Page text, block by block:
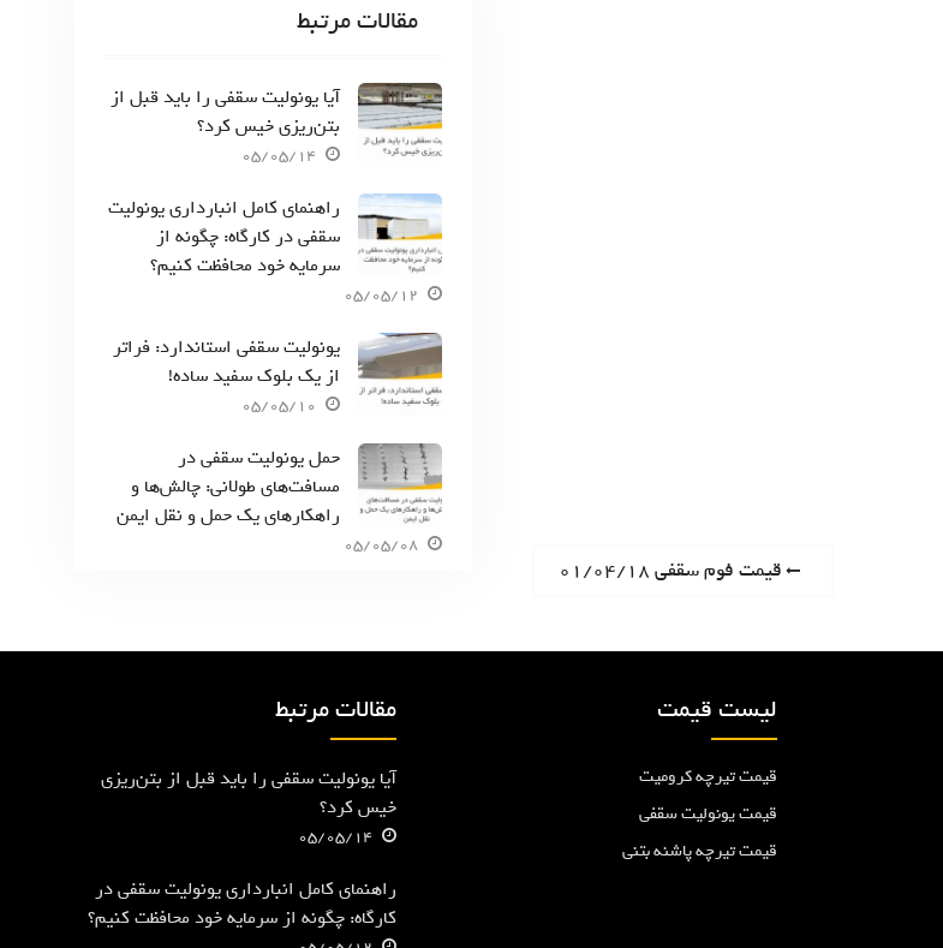
P
v
o
u
s
p
o
قیمت فوم سقفی ۰۱/۰۴/۱۸
مقالات مرتبط
آیا یونولیت سقفی را باید قبل از
بتن‌ریزی خیس کرد؟
05/05/14
راهنمای کامل انبارداری یونولیت
سقفی در کارگاه: چگونه از
سرمایه خود محافظت کنیم؟
05/05/12
یونولیت سقفی استاندارد: فراتر
از یک بلوک سفید ساده!
05/05/10
حمل یونولیت سقفی در
مسافت‌های طولانی: چالش‌ها و
راهکارهای یک حمل و نقل ایمن
05/05/08
مقالات مرتبط
آیا یونولیت سقفی را باید قبل از بتن‌ریزی
خیس کرد؟
05/05/14
راهنمای کامل انبارداری یونولیت سقفی در
کارگاه: چگونه از سرمایه خود محافظت کنیم؟
لیست قیمت
قیمت تیرچه کرومیت
قیمت یونولیت سقفی
قیمت تیرچه پاشنه بتنی